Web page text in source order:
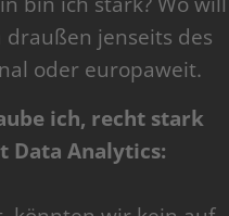
jenseits des
oder europaweit.
ich, recht stark
Data Analytics: